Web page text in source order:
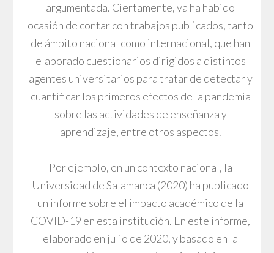
argumentada. Ciertamente, ya ha habido
ocasión de contar con trabajos publicados, tanto
de ámbito nacional como internacional, que han
elaborado cuestionarios dirigidos a distintos
agentes universitarios para tratar de detectar y
cuantificar los primeros efectos de la pandemia
sobre las actividades de enseñanza y
aprendizaje, entre otros aspectos.
Por ejemplo, en un contexto nacional, la
Universidad de Salamanca (2020) ha publicado
un informe sobre el impacto académico de la
COVID-19 en esta institución. En este informe,
elaborado en julio de 2020, y basado en la